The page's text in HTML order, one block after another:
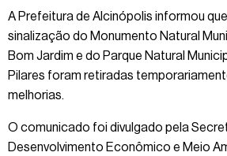
A Prefeitura de Alcinópolis informou
sinalização do Monumento Natural
Bom Jardim e do Parque Natural
Pilares foram retiradas
melhorias.
O comunicado foi divulgado pela
Desenvolvimento Econômico e Meio